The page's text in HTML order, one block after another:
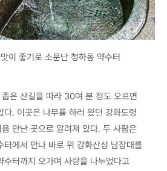
이 좋기로 소문난 청하동 약수터
은 산길을 따라 30여 분 정도 오르면
다. 이곳은 나무를 하러 왔던 강화도령
만난 곳으로 알려져 있다. 두 사람은
터에서 만나 바로 위 강화산성 남장대를
수터까지 오가며 사랑을 나누었다고